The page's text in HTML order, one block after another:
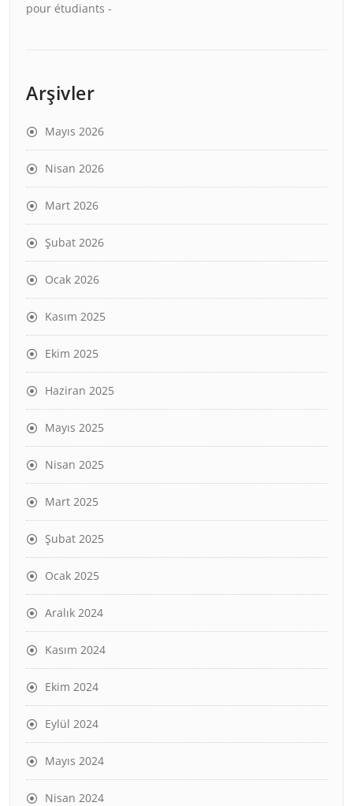
pour étudiants -
Arşivler
Mayıs 2026
Nisan 2026
Mart 2026
Şubat 2026
Ocak 2026
Kasım 2025
Ekim 2025
Haziran 2025
Mayıs 2025
Nisan 2025
Mart 2025
Şubat 2025
Ocak 2025
Aralık 2024
Kasım 2024
Ekim 2024
Eylül 2024
Mayıs 2024
Nisan 2024